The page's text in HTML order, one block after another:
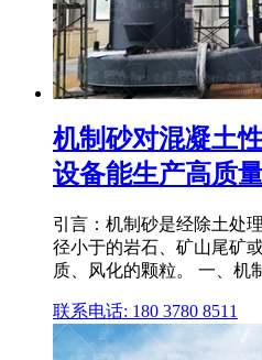
机制砂对混凝土
设备能生产高质
引言：机制砂是经除土处
径小于的岩石、矿山尾矿
质、风化的颗粒。 一、机
联系电话: 180 3780 8511